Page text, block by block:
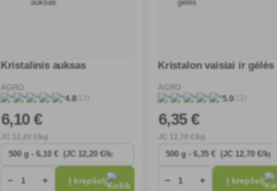
Kristalinis auksas
AGRO
4.8(12)
6,10 €
12 ,20 €/kg
− + Į krepšelį
Kristalon vaisiai ir gėlės
AGRO
5.0(12)
6,35 €
12 ,70 €/kg
− + Į krepšelį